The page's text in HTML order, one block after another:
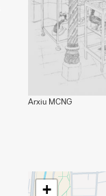
Arxiu MCNG
+